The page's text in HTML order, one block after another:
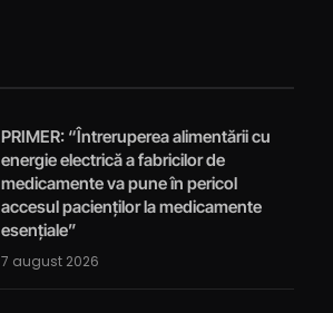
PRIMER: “Întreruperea alimentării cu
energie electrică a fabricilor de
medicamente va pune în pericol
accesul pacienților la medicamente
esențiale”
7 august 2026